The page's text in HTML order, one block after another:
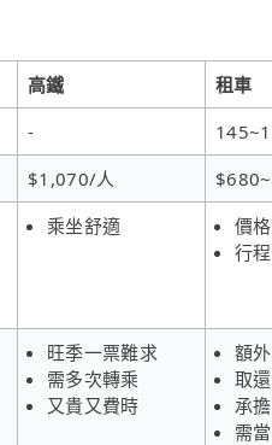
高鐵 租車
-
$1,070/人
乘坐舒適
價
行
旺季一票難求
需多次轉乘
又貴又費時
額
取
承
需